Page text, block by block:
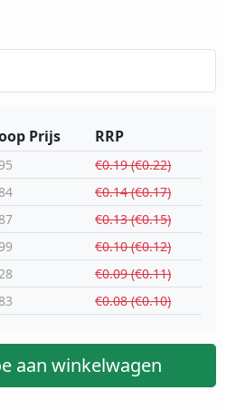
Prijs RRP
€0.19 (€0.22)
€0.14 (€0.17)
€0.13 (€0.15)
€0.10 (€0.12)
€0.09 (€0.11)
€0.08 (€0.10)
aan winkelwagen